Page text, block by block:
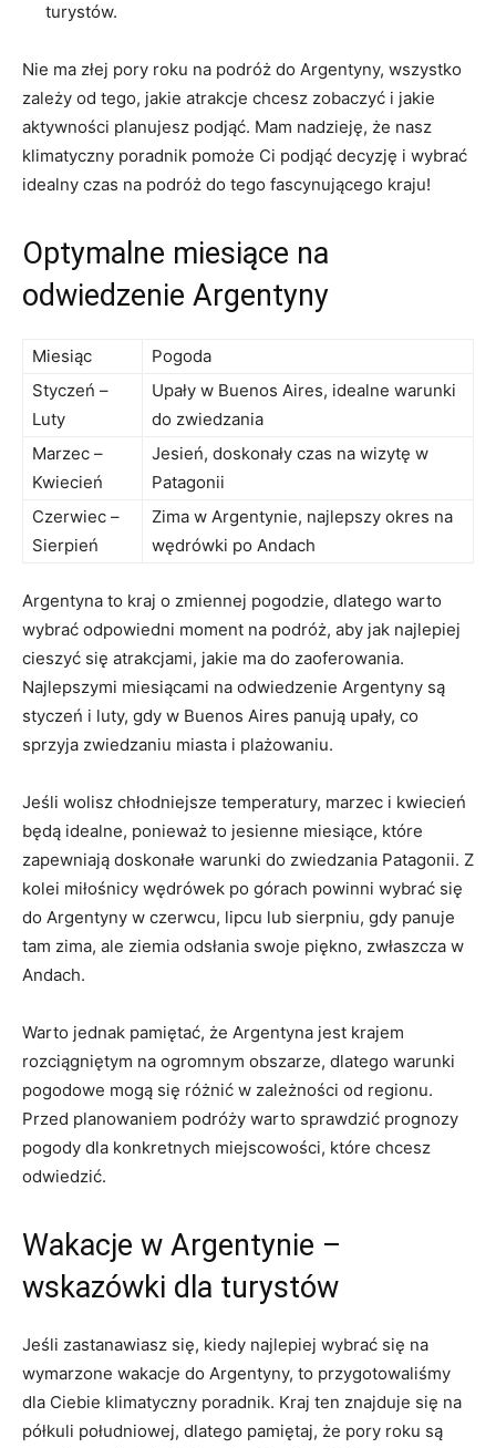
turystów.
Nie ma złej pory roku na podróż do Argentyny, wszystko⁣
zależy od tego, jakie atrakcje chcesz zobaczyć i jakie
aktywności ⁣planujesz⁢ podjąć. Mam nadzieję, że ⁣nasz
klimatyczny poradnik pomoże Ci podjąć decyzję i wybrać
idealny czas na podróż do tego fascynującego kraju!
Optymalne miesiące na
odwiedzenie ​Argentyny
Miesiąc
Pogoda
Styczeń –
Luty
Upały w Buenos Aires, idealne warunki
do ⁢zwiedzania
Marzec –
Kwiecień
Jesień, doskonały czas na wizytę w
Patagonii
Czerwiec –
Sierpień
Zima w⁣ Argentynie, najlepszy⁢ okres na
wędrówki po Andach
Argentyna to kraj o zmiennej pogodzie, dlatego warto
wybrać odpowiedni moment na podróż, aby jak najlepiej
cieszyć się atrakcjami, ⁤jakie ma do zaoferowania.
Najlepszymi miesiącami na odwiedzenie Argentyny są
styczeń i luty, gdy w Buenos ‍Aires panują⁣ upały, co
‌sprzyja‌ zwiedzaniu‌ miasta i plażowaniu.
Jeśli wolisz chłodniejsze temperatury, marzec i kwiecień
będą idealne, ponieważ to jesienne miesiące, które​
zapewniają doskonałe warunki do zwiedzania Patagonii. Z
kolei ⁣miłośnicy‍ wędrówek​ po górach ‌powinni wybrać ​się
do Argentyny w czerwcu, lipcu lub sierpniu, gdy panuje
tam zima, ale ziemia ​odsłania swoje piękno, zwłaszcza w
Andach.
Warto jednak pamiętać, że Argentyna jest krajem
rozciągniętym na ogromnym obszarze, dlatego warunki
pogodowe mogą⁢ się różnić w zależności od regionu.
Przed planowaniem podróży warto sprawdzić prognozy
pogody dla konkretnych miejscowości, które chcesz
odwiedzić.
Wakacje w Argentynie –
wskazówki dla turystów
Jeśli⁢ zastanawiasz się, kiedy ⁢najlepiej wybrać⁢ się na
wymarzone wakacje do Argentyny,⁣ to‍ przygotowaliśmy
dla Ciebie klimatyczny poradnik. Kraj ​ten znajduje się na
półkuli południowej, dlatego pamiętaj, że​ pory roku‌ są